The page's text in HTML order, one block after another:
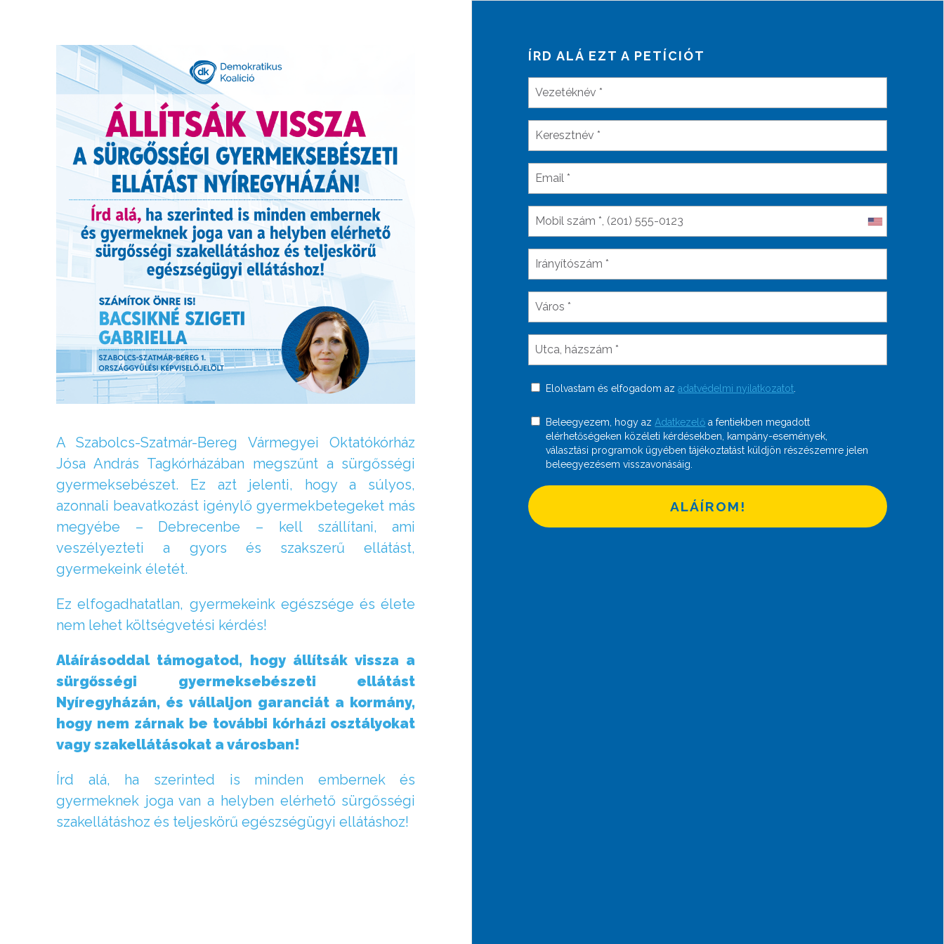
A Szabolcs-Szatmár-Bereg Vármegyei Oktatókórház
Jósa András Tagkórházában megszűnt a sürgősségi
gyermeksebészet. Ez azt jelenti, hogy a súlyos,
azonnali beavatkozást igénylő gyermekbetegeket más
megyébe – Debrecenbe – kell szállítani, ami
veszélyezteti a gyors és szakszerű ellátást,
gyermekeink életét.
Ez elfogadhatatlan, gyermekeink egészsége és élete
nem lehet költségvetési kérdés!
Aláírásoddal támogatod, hogy állítsák vissza a
sürgősségi gyermeksebészeti ellátást
Nyíregyházán, és vállaljon garanciát a kormány,
hogy nem zárnak be további kórházi osztályokat
vagy szakellátásokat a városban!
Írd alá, ha szerinted is minden embernek és
gyermeknek joga van a helyben elérhető sürgősségi
szakellátáshoz és teljeskörű egészségügyi ellátáshoz!
ÍRD ALÁ EZT A PETÍCIÓT
Elolvastam és elfogadom azadatvédelmi nyilatkozatot
Beleegyezem, hogy az Adatkezelő a fentiekben megadott
elérhetőségeken közéleti kérdésekben, kampány-események,
választási programok ügyében tájékoztatást küldjön részészemre jelen
beleegyezésem visszavonásáig.